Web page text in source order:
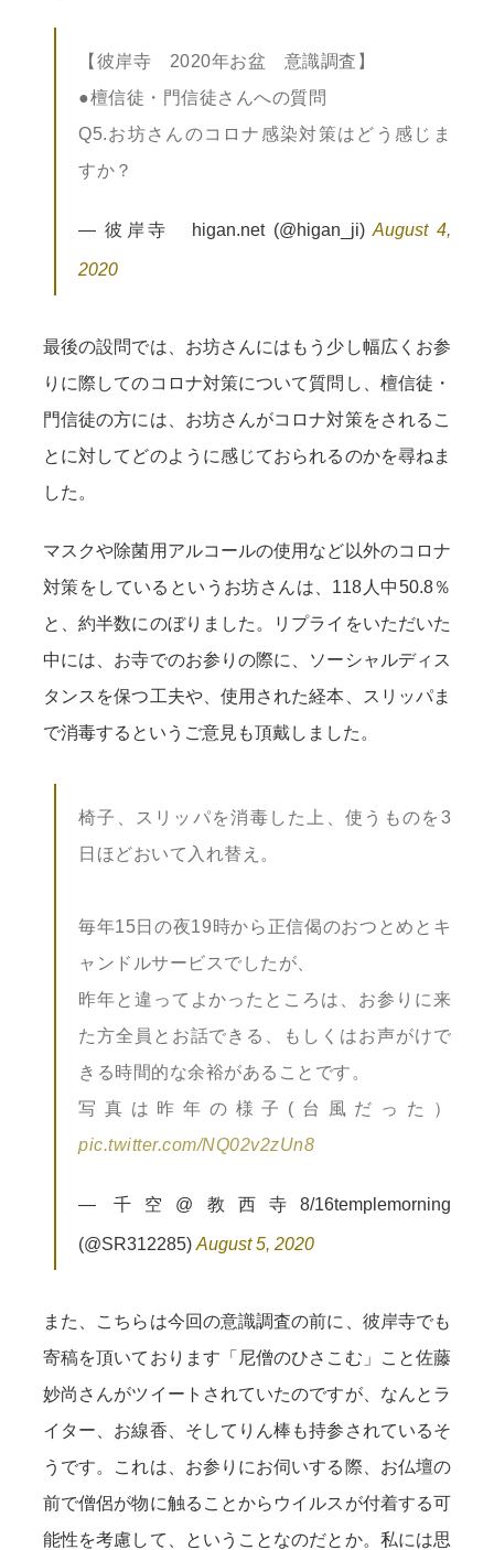
【彼岸寺 2020年お盆 意識調査】
●檀信徒・門信徒さんへの質問
Q5.お坊さんのコロナ感染対策はどう感じま
すか？
— 彼岸寺 higan.net (@higan_ji)August 4,
2020
最後の設問では、お坊さんにはもう少し幅広くお参
りに際してのコロナ対策について質問し、檀信徒・
門信徒の方には、お坊さんがコロナ対策をされるこ
とに対してどのように感じておられるのかを尋ねま
した。
マスクや除菌用アルコールの使用など以外のコロナ
対策をしているというお坊さんは、118人中50.8％
と、約半数にのぼりました。リプライをいただいた
中には、お寺でのお参りの際に、ソーシャルディス
タンスを保つ工夫や、使用された経本、スリッパま
で消毒するというご意見も頂戴しました。
椅子、スリッパを消毒した上、使うものを3
日ほどおいて入れ替え。
毎年15日の夜19時から正信偈のおつとめとキ
ャンドルサービスでしたが、
昨年と違ってよかったところは、お参りに来
た方全員とお話できる、もしくはお声がけで
きる時間的な余裕があることです。
写真は昨年の様子(台風だった）
pic.twitter.com/NQ02v2zUn8
— 千空@教西寺8/16templemorning
(@SR312285) August 5, 2020
また、こちらは今回の意識調査の前に、彼岸寺でも
寄稿を頂いております「尼僧のひさこむ」こと佐藤
妙尚さんがツイートされていたのですが、なんとラ
イター、お線香、そしてりん棒も持参されているそ
うです。これは、お参りにお伺いする際、お仏壇の
前で僧侶が物に触ることからウイルスが付着する可
能性を考慮して、ということなのだとか。私には思